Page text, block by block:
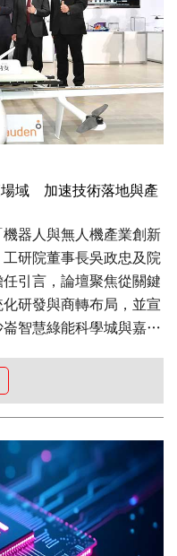
域 加速技術落地與產
器人與無人機產業創新
研院董事長吳政忠及院
引言，論壇聚焦從關鍵
研發與商轉布局，並宣
智慧綠能科學城與嘉義
升級，並為產業進軍國